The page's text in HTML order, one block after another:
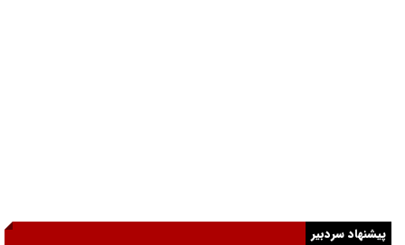
پیشنهاد سردبیر